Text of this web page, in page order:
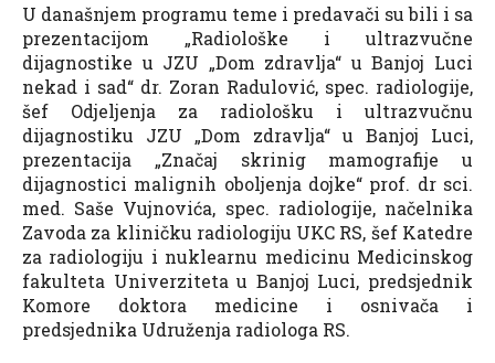
U današnjem programu teme i predavači su bili i sa
prezentacijom „Radiološke i ultrazvučne
dijagnostike u JZU „Dom zdravlja“ u Banjoj Luci
nekad i sad“ dr. Zoran Radulović, spec. radiologije,
šef Odjeljenja za radiološku i ultrazvučnu
dijagnostiku JZU „Dom zdravlja“ u Banjoj Luci,
prezentacija „Značaj skrinig mamografije u
dijagnostici malignih oboljenja dojke“ prof. dr sci.
med. Saše Vujnovića, spec. radiologije, načelnika
Zavoda za kliničku radiologiju UKC RS, šef Katedre
za radiologiju i nuklearnu medicinu Medicinskog
fakulteta Univerziteta u Banjoj Luci, predsjednik
Komore doktora medicine i osnivača i
predsjednika Udruženja radiologa RS.